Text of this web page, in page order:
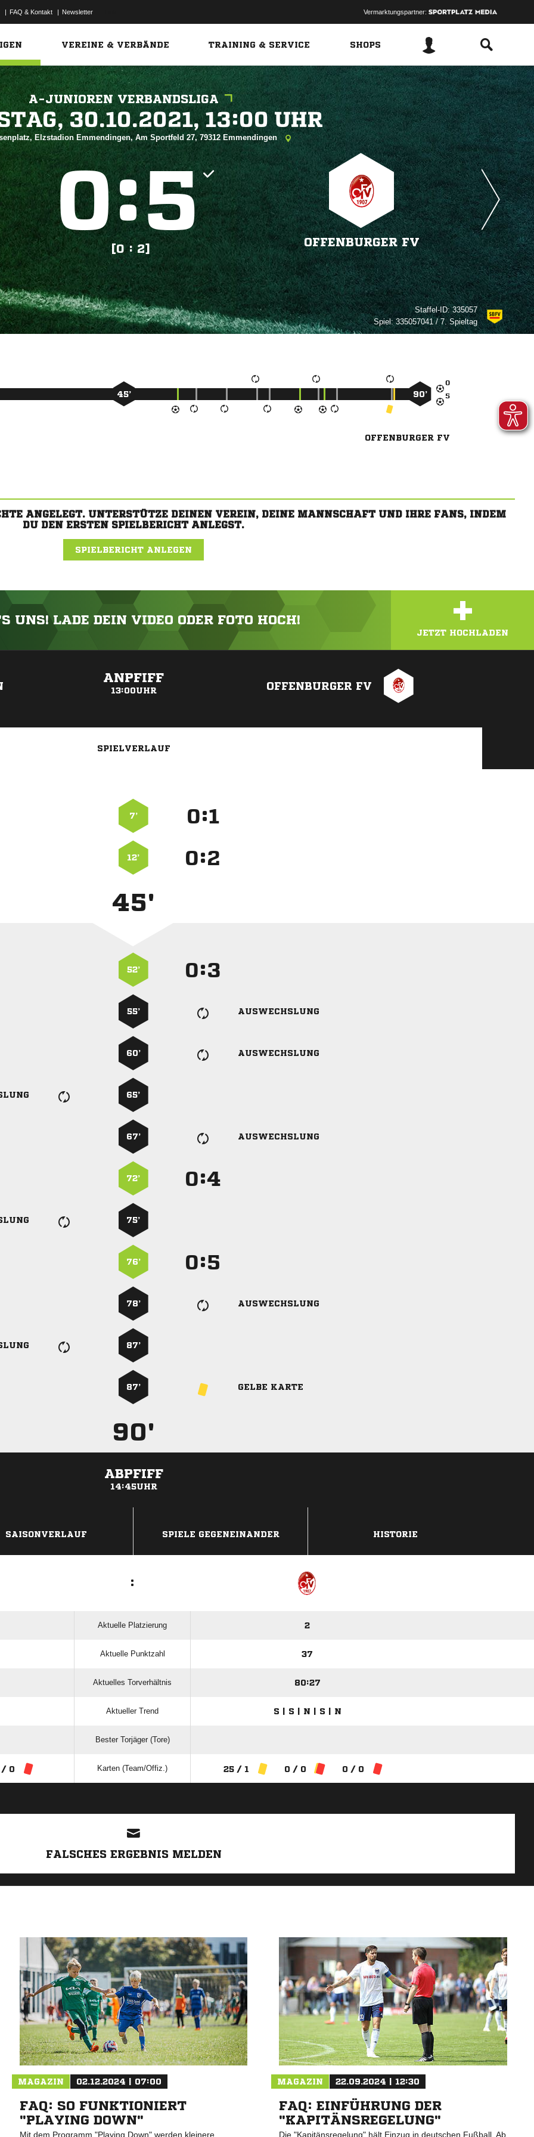
| FAQ & Kontakt | Newsletter Vermarktungspartner:
VEREINE & VERBÄNDE TRAINING & SERVICE SHOPS
A-JUNIOREN VERBANDSLIGA
  
Elzstadion Emmendingen, Am Sportfeld 27, 79312 Emmendingen
:
[0 : 2]
OFFENBURGER FV
Staffel-ID:335057
Spiel:335057041 / 7. Spieltag


45’ 90’
OFFENBURGER FV
ANGELEGT. UNTERSTÜTZE DEINEN VEREIN, DEINE MANNSCHAFT UND IHRE FANS, INDEM
DU DEN ERSTEN SPIELBERICHT ANLEGST.
SPIELBERICHT ANLEGEN
UNS! LADE DEIN VIDEO ODER FOTO HOCH! +
JETZT HOCHLADEN
ANPFIFF
13:00UHR OFFENBURGER FV
SPIELVERLAUF
7’ :
12’ :
45'
52’ :
55’ AUSWECHSLUNG
60’ AUSWECHSLUNG
65’
67’ AUSWECHSLUNG
72’ :
75’
76’ :
78’ AUSWECHSLUNG
87’
87’ GELBE KARTE
90'
ABPFIFF
14:45UHR
SAISONVERLAUF SPIELE GEGENEINANDER HISTORIE
:
Aktuelle Platzierung 2
Aktuelle Punktzahl 37
Aktuelles Torverhältnis 80:27
Aktueller Trend S | S | N | S | N
Bester Torjäger (Tore)
/ 0 Karten (Team/Offiz.) 25 / 1 0 / 0 0 / 0
FALSCHES ERGEBNIS MELDEN
MAGAZIN 02.12.2024 | 07:00
FAQ: SO FUNKTIONIERT
"PLAYING DOWN"
Mit dem Programm "Playing Down" werden kleinere
MAGAZIN 22.09.2024 | 12:30
FAQ: EINFÜHRUNG DER
"KAPITÄNSREGELUNG"
Die "Kapitänsregelung" hält Einzug in deutschen Fußball. Ab